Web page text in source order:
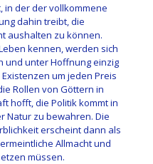
in der der vollkommene
dahin treibt, die
aushalten zu können.
kennen, werden sich
und unter Hoffnung einzig
um jeden Preis
Rollen von Göttern in
hofft, die Politik kommt in
Natur zu bewahren. Die
erscheint dann als
Allmacht und
müssen.